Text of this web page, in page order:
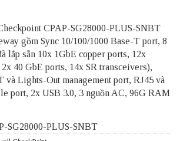
CPAP-SG28000-PLUS-SNBT
gồm Sync 10/100/1000 Base-T port, 8
lắp sẵn 10x 1GbE copper ports, 12x
40 GbE ports, 14x SR transceivers),
và Lights-Out management port, RJ45 và
port, 2x USB 3.0, 3 nguồn AC, 96G RAM
SG28000-PLUS-SNBT